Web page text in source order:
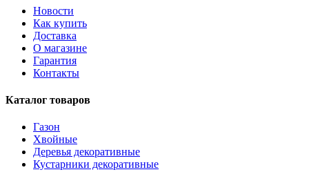
Новости
Как купить
Доставка
О магазине
Гарантия
Контакты
Каталог товаров
Газон
Хвойные
Деревья декоративные
Кустарники декоративные